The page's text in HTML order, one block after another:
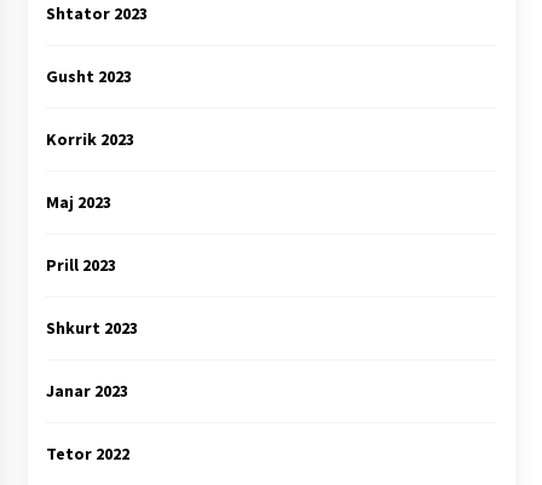
Shtator 2023
Gusht 2023
Korrik 2023
Maj 2023
Prill 2023
Shkurt 2023
Janar 2023
Tetor 2022